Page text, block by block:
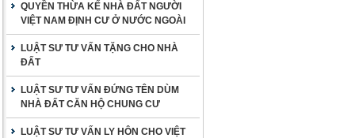
QUYỀN THỪA KẾ NHÀ ĐẤT NGƯỜI
VIỆT NAM ĐỊNH CƯ Ở NƯỚC NGOÀI
LUẬT SƯ TƯ VẤN TẶNG CHO NHÀ
ĐẤT
LUẬT SƯ TƯ VẤN ĐỨNG TÊN DÙM
NHÀ ĐẤT CĂN HỘ CHUNG CƯ
LUẬT SƯ TƯ VẤN LY HÔN CHO VIỆT